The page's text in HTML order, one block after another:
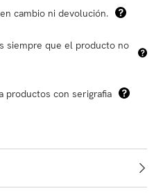
cambio ni devolución.
siempre que el producto no
productos con serigrafia